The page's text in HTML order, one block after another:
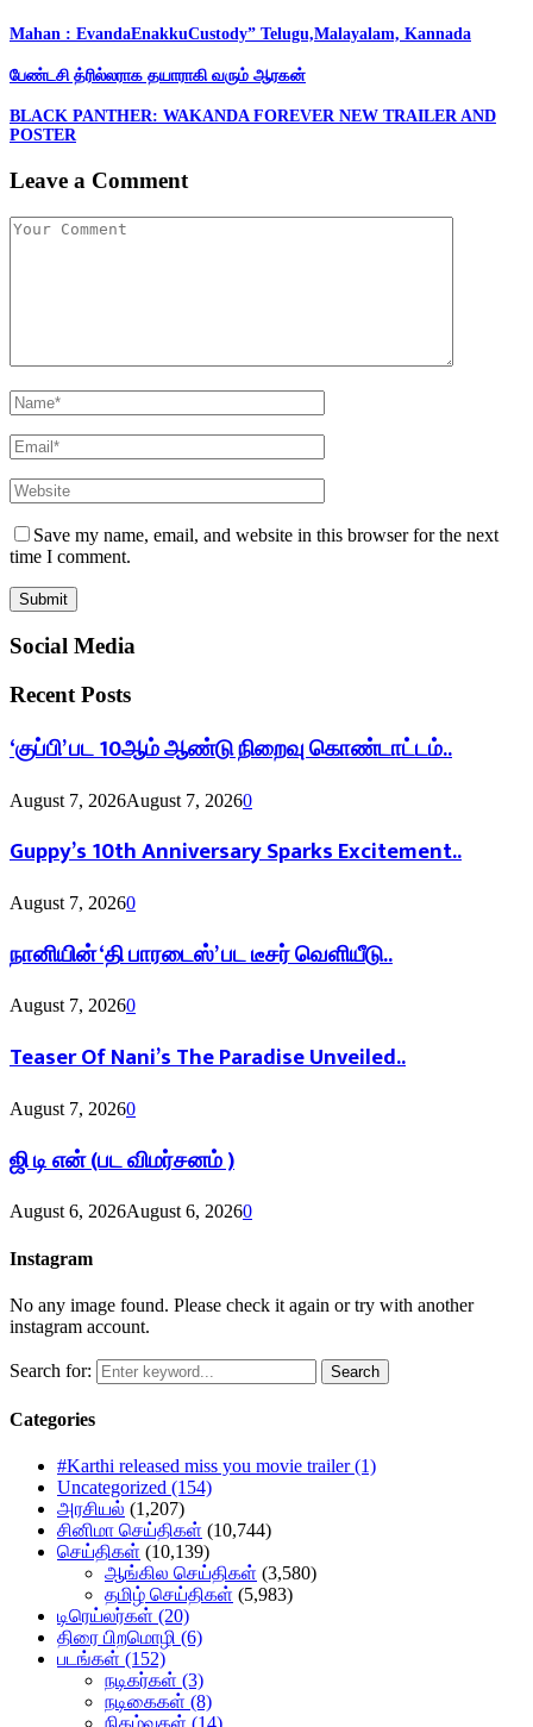
Mahan : EvandaEnakkuCustody” Telugu,Malayalam, Kannada
பேண்டசி த்ரில்லராக தயாராகி வரும் ஆரகன்
BLACK PANTHER: WAKANDA FOREVER NEW TRAILER AND
POSTER
Leave a Comment
Save my name, email, and website in this browser for the next
time I comment.
Social Media
Recent Posts
‘குப்பி’ பட 10ஆம் ஆண்டு நிறைவு கொண்டாட்டம்..
August 7, 2026August 7, 20260
Guppy’s 10th Anniversary Sparks Excitement..
August 7, 20260
நானியின் ‘தி பாரடைஸ்’ பட டீசர் வெளியீடு..
August 7, 20260
Teaser Of Nani’s The Paradise Unveiled..
August 7, 20260
ஜி டி என் (பட விமர்சனம் )
August 6, 2026August 6, 20260
Instagram
No any image found. Please check it again or try with another
instagram account.
Search for: Search
Categories
#Karthi released miss you movie trailer(1)
Uncategorized (154)
அரசியல் (1,207)
சினிமா செய்திகள் (10,744)
செய்திகள் (10,139)
ஆங்கில செய்திகள் (3,580)
தமிழ் செய்திகள் (5,983)
டிரெய்லர்கள் (20)
திரை பிறமொழி (6)
படங்கள் (152)
நடிகர்கள் (3)
நடிகைகள் (8)